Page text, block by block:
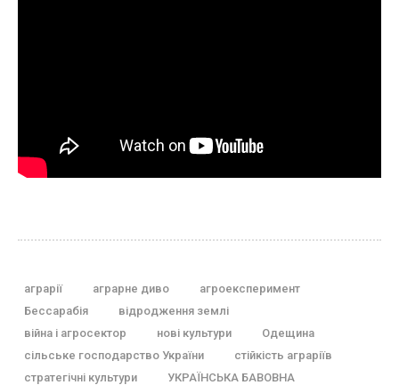
аграрії аграрне диво
агроексперимент
Бессарабія
відродження землі
війна і агросектор
нові культури
Одещина
сільське господарство України
стійкість аграріїв
стратегічні культури
УКРАЇНСЬКА БАВОВНА